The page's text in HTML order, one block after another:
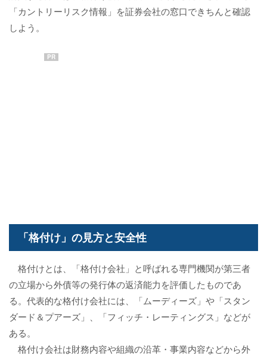
「カントリーリスク情報」を証券会社の窓口できちんと確認
しよう。
PR
「格付け」の見方と安全性
格付けとは、「格付け会社」と呼ばれる専門機関が第三者
の立場から外債等の発行体の返済能力を評価したものであ
る。代表的な格付け会社には、「ムーディーズ」や「スタン
ダード＆プアーズ」、「フィッチ・レーティングス」などが
ある。
格付け会社は財務内容や組織の沿革・事業内容などから外